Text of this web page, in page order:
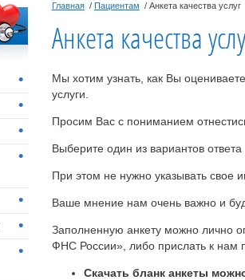
Главная/ Пациентам / Анкета качества услуг
Анкета качества
Мы хотим узнать, как Вы
услуги.
Просим Вас с пониманием
Выберите один из вариантов
При этом не нужно указывать свое
Ваше мнение нам очень важно и
Заполненную анкету можно лично
ФНС России», либо прислать к нам
Скачать бланк анкеты